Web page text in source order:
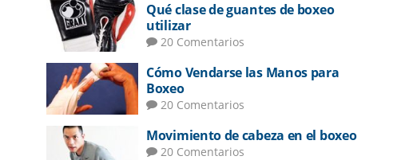
Qué clase de guantes de boxeo
utilizar
20 Comentarios
Cómo Vendarse las Manos para
Boxeo
20 Comentarios
Movimiento de cabeza en el boxeo
20 Comentarios